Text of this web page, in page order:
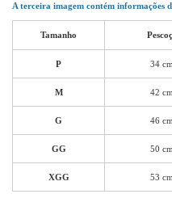
A terceira imagem contém informações
Tamanho
P 34 cm
M 42 cm
G 46 cm
GG 50 cm
XGG 53 cm